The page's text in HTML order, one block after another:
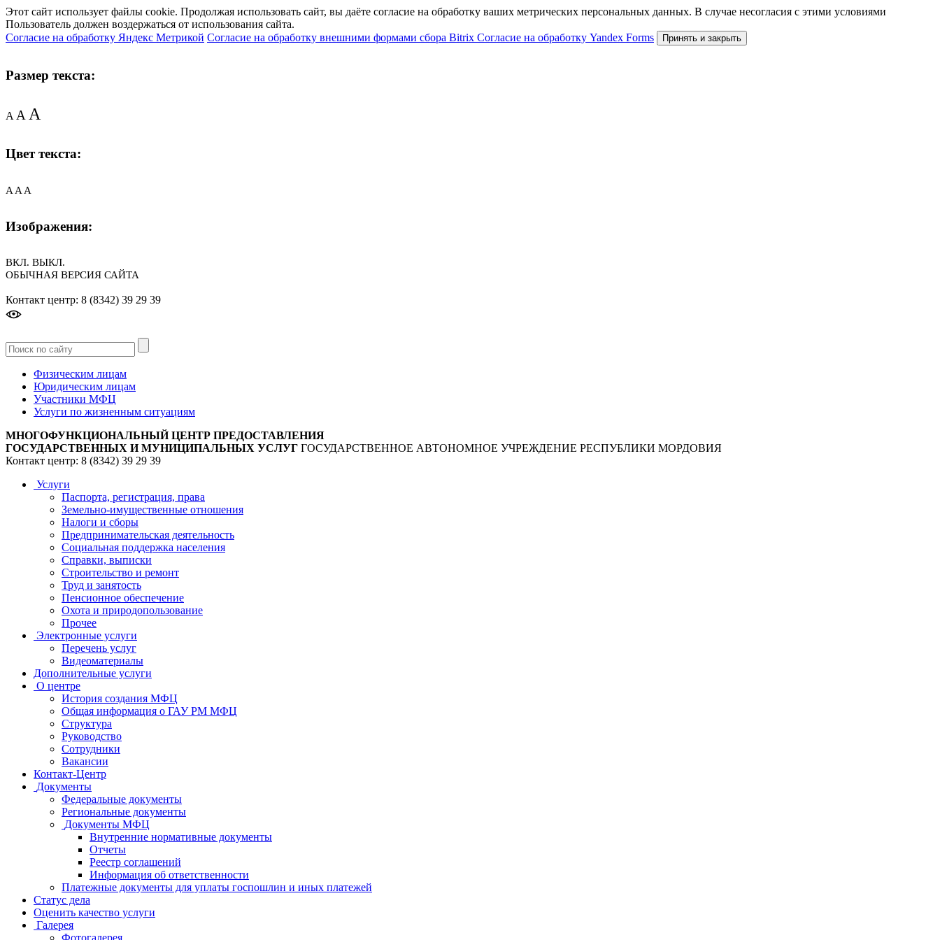
Этот сайт использует файлы cookie. Продолжая использовать сайт, вы даёте согласие на обработку ваших метрических персональных данных. В случае несогласия с этими условиями
Пользователь должен воздержаться от использования сайта.
Согласие на обработку Яндекс Метрикой Согласие на обработку внешними формами сбора Bitrix Согласие на обработку Yandex Forms Принять и закрыть
Размер текста:
AAA
Цвет текста:
A A A
Изображения:
ВКЛ. ВЫКЛ.
ОБЫЧНАЯ ВЕРСИЯ САЙТА
Контакт центр: 8 (8342) 39 29 39
Физическим лицам
Юридическим лицам
Участники МФЦ
Услуги по жизненным ситуациям
МНОГОФУНКЦИОНАЛЬНЫЙ ЦЕНТР ПРЕДОСТАВЛЕНИЯ
ГОСУДАРСТВЕННЫХ И МУНИЦИПАЛЬНЫХ УСЛУГ ГОСУДАРСТВЕННОЕ АВТОНОМНОЕ УЧРЕЖДЕНИЕ РЕСПУБЛИКИ МОРДОВИЯ
Контакт центр: 8 (8342) 39 29 39
Услуги
Паспорта, регистрация, права
Земельно-имущественные отношения
Налоги и сборы
Предпринимательская деятельность
Социальная поддержка населения
Справки, выписки
Строительство и ремонт
Труд и занятость
Пенсионное обеспечение
Охота и природопользование
Прочее
Электронные услуги
Перечень услуг
Видеоматериалы
Дополнительные услуги
О центре
История создания МФЦ
Общая информация о ГАУ РМ МФЦ
Структура
Руководство
Сотрудники
Вакансии
Контакт-Центр
Документы
Федеральные документы
Региональные документы
Документы МФЦ
Внутренние нормативные документы
Отчеты
Реестр соглашений
Информация об ответственности
Платежные документы для уплаты госпошлин и иных платежей
Статус дела
Оценить качество услуги
Галерея